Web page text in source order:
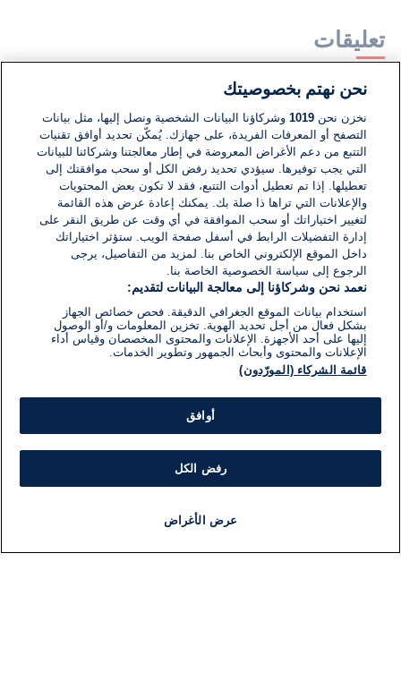
تعليقات
لا توجد تعليقات مكتوبة حتى الآن. كن الأول!
اكتب تعليقًا جديدًا ...
نحن نهتم بخصوصيتك
نخزن نحن1019 وشركاؤنا البيانات الشخصية ونصل إليها، مثل بيانات
التصفح أو المعرفات الفريدة، على جهازك. يُمكّن تحديد أوافق تقنيات
التتبع من دعم الأغراض المعروضة في إطار معالجتنا وشركائنا للبيانات
التي يجب توفيرها. سيؤدي تحديد رفض الكل أو سحب موافقتك إلى
تعطيلها. إذا تم تعطيل أدوات التتبع، فقد لا تكون بعض المحتويات
والإعلانات التي تراها ذا صلة بك. يمكنك إعادة عرض هذه القائمة
لتغيير اختياراتك أو سحب الموافقة في أي وقت عن طريق النقر على
إدارة التفضيلات الرابط في أسفل صفحة الويب. ستؤثر اختياراتك
داخل الموقع الإلكتروني الخاص بنا. لمزيد من التفاصيل، يرجى
الرجوع إلى سياسة الخصوصية الخاصة بنا.
نعمد نحن وشركاؤنا إلى معالجة البيانات لتقديم:
استخدام بيانات الموقع الجغرافي الدقيقة. فحص خصائص الجهاز
بشكل فعال من أجل تحديد الهوية. تخزين المعلومات و/أو الوصول
إليها على أحد الأجهزة. الإعلانات والمحتوى المخصصان وقياس أداء
الإعلانات والمحتوى وأبحاث الجمهور وتطوير الخدمات.
قائمة الشركاء (المورّدون)
أوافق
رفض الكل
عرض الأغراض